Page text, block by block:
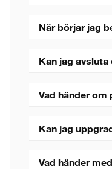
När börjar jag
Kan jag
Vad händer
Kan jag
Vad händer